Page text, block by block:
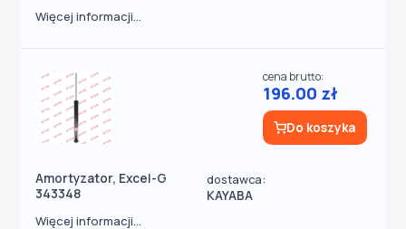
Więcej informacji...
Amortyzator, Excel-G
343348
dostawca:
KAYABA
cena brutto:
196.00 zł
Do koszyka
Więcej informacji...